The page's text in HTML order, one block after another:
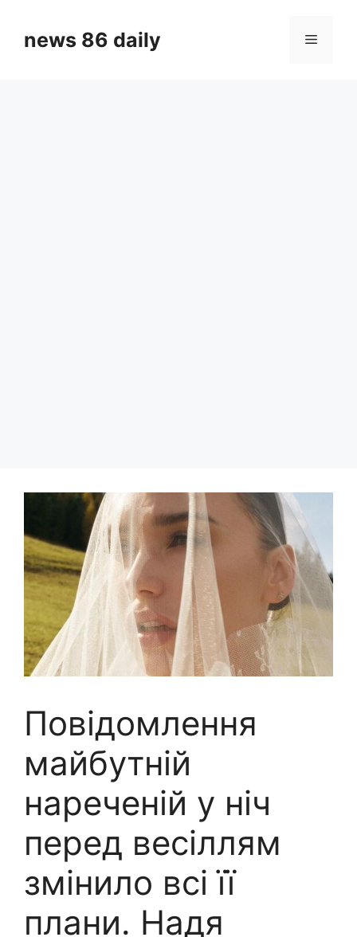
contentnews 86 daily Menu
Повідомлення
майбутній
нареченій у ніч
перед весіллям
змінило всі її
плани. Надя